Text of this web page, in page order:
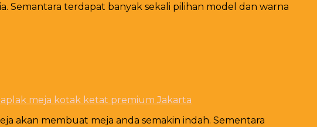
Semantara terdapat banyak sekali pilihan model dan warna
meja kotak ketat premium Jakarta
akan membuat meja anda semakin indah. Sementara